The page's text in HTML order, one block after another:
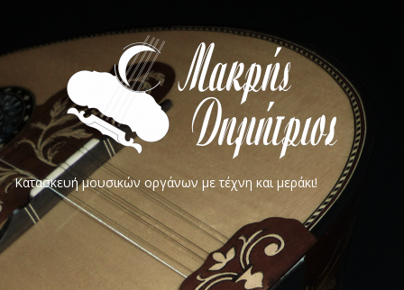
Κατασκευή μουσικών οργάνων με τέχνη και μεράκι!